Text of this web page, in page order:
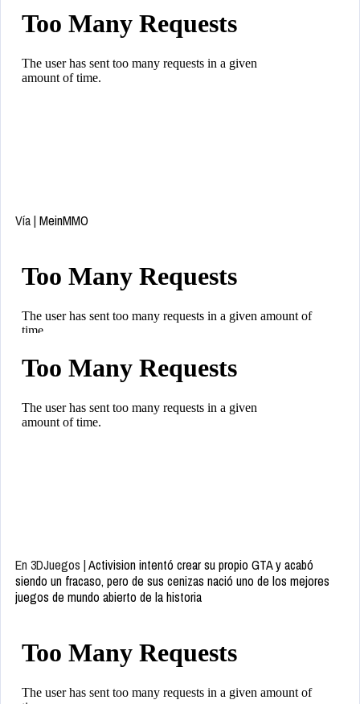
Vía | MeinMMO
En 3DJuegos |Activision intentó crear su propio GTA y acabó
siendo un fracaso, pero de sus cenizas nació uno de los mejores
juegos de mundo abierto de la historia